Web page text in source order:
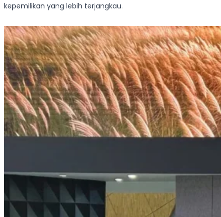
kepemilikan yang lebih terjangkau.